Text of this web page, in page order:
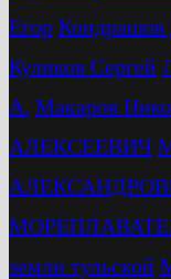
Егор Кондрашов
Куликов Сергей
А. Макаров
АЛЕКСЕЕВИЧ
земли тульской